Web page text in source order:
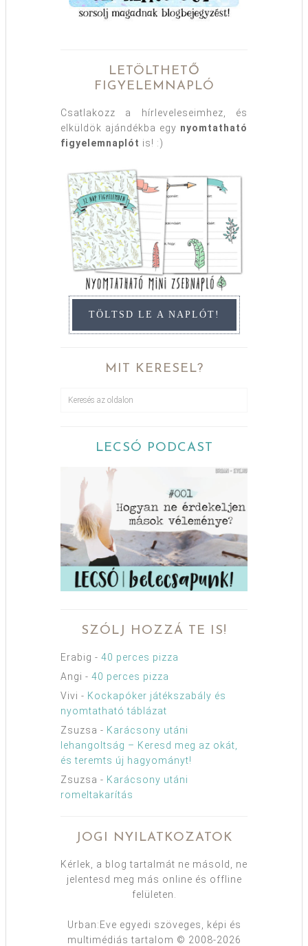
LETÖLTHETŐ
FIGYELEMNAPLÓ
Csatlakozz a hírleveleseimhez, és
elküldök ajándékba egy nyomtatható
figyelemnaplót is! :)
TÖLTSD LE A NAPLÓT!
MIT KERESEL?
LECSÓ PODCAST
SZÓLJ HOZZÁ TE IS!
Erabig - 40 perces pizza
Angi - 40 perces pizza
Vivi - Kockapóker játékszabály és
nyomtatható táblázat
Zsuzsa - Karácsony utáni
lehangoltság – Keresd meg az okát,
és teremts új hagyományt!
Zsuzsa - Karácsony utáni
romeltakarítás
JOGI NYILATKOZATOK
Kérlek, a blog tartalmát ne másold, ne
jelentesd meg más online és offline
felületen.
Urban:Eve egyedi szöveges, képi és
multimédiás tartalom © 2008-2026